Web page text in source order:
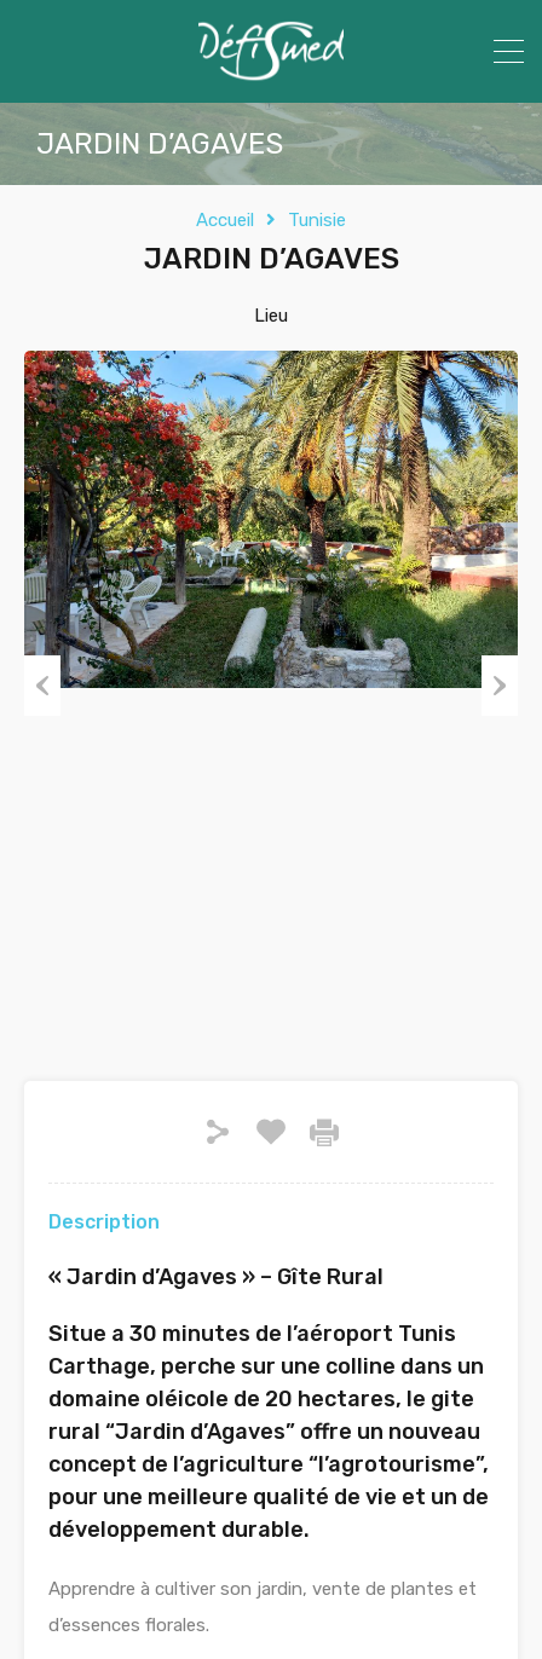
JARDIN D’AGAVES
Accueil Tunisie
JARDIN D’AGAVES
Lieu
Description
« Jardin d’Agaves » – Gîte Rural
Situe a 30 minutes de l’aéroport Tunis
Carthage, perche sur une colline dans un
domaine oléicole de 20 hectares, le gite
rural “Jardin d’Agaves” offre un nouveau
concept de l’agriculture “l’agrotourisme”,
pour une meilleure qualité de vie et un de
développement durable.
Apprendre à cultiver son jardin, vente de plantes et
d’essences florales.